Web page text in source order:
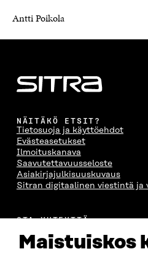
Maistuiskos
Antti Poikola
NÄITÄKÖ ETSIT?
Tietosuoja ja käyttöehdot
Evästeasetukset
Ilmoituskanava
Saavutettavuusseloste
Asiakirjajulkisuuskuvaus
Sitran digitaalinen viestintä ja
OTA YHTEYTTÄ
Itämerenkatu 11-13, PL 160,
00181 Helsinki